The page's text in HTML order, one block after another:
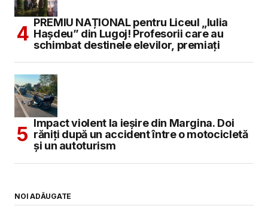
Comment
Your Name
Your E-mail *
Salvează-mi numele, emailul și site-ul web în
comentez.
SUBMIT COMMENT
PREMIU NAȚIONAL pentru Liceul „Iulia
Hașdeu” din Lugoj! Profesorii care au
schimbat destinele elevilor, premiați
Impact violent la ieșire din Margina. Doi
răniți după un accident între o motocicletă
și un autoturism
NOI ADĂUGATE